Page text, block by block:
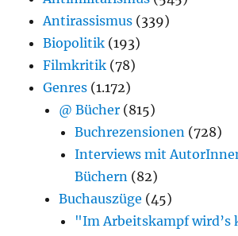
Antirassismus (339)
Biopolitik (193)
Filmkritik (78)
Genres (1.172)
@ Bücher (815)
Buchrezensionen (728)
Interviews mit
Büchern (82)
Buchauszüge (45)
"Im Arbeitskampf wird’s